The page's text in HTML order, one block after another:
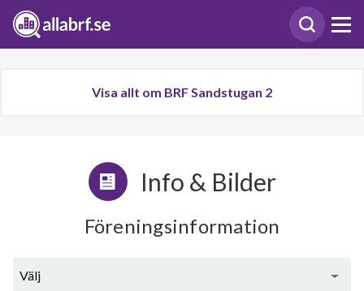
Visa allt om BRF Sandstugan 2
Info & Bilder
Föreningsinformation
Välj